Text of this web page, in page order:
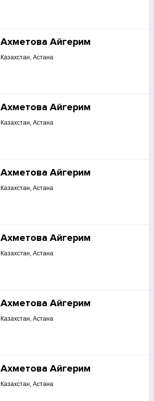
Ахметова Айгерим
Казахстан, Астана
Ахметова Айгерим
Казахстан, Астана
Ахметова Айгерим
Казахстан, Астана
Ахметова Айгерим
Казахстан, Астана
Ахметова Айгерим
Казахстан, Астана
Ахметова Айгерим
Казахстан, Астана